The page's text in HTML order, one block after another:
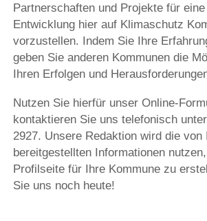
Partnerschaften und Projekte für
Entwicklung hier auf Klimaschutz
vorzustellen. Indem Sie Ihre
geben Sie anderen Kommunen die
Ihren Erfolgen und
Nutzen Sie hierfür unser Online-
kontaktieren Sie uns telefonisch
2927. Unsere Redaktion wird die von
bereitgestellten Informationen
Profilseite für Ihre Kommune zu
Sie uns noch heute!